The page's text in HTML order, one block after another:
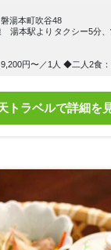
湯本町吹谷48
湯本駅よりタクシー5分
円〜／1人 ◆二人2食：
トラベルで詳細を